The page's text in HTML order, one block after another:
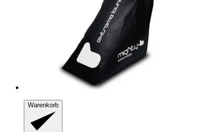
Warenkorb